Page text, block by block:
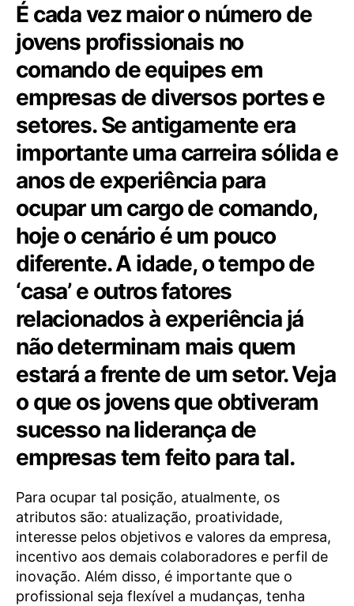
É cada vez maior o número de
jovens profissionais no
comando de equipes em
empresas de diversos portes e
setores. Se antigamente era
importante uma carreira sólida e
anos de experiência para
ocupar um cargo de comando,
hoje o cenário é um pouco
diferente. A idade, o tempo de
‘casa’ e outros fatores
relacionados à experiência já
não determinam mais quem
estará a frente de um setor. Veja
o que os jovens que obtiveram
sucesso na liderança de
empresas tem feito para tal.
Para ocupar tal posição, atualmente, os
atributos são: atualização, proatividade,
interesse pelos objetivos e valores da empresa,
incentivo aos demais colaboradores e perfil de
inovação. Além disso, é importante que o
profissional seja flexível a mudanças, tenha